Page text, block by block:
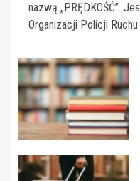
nazwą „PRĘDKOŚĆ”.
Organizacji Policji